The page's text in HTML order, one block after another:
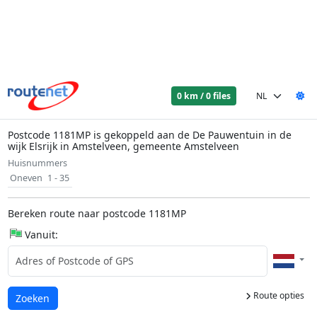
0 km / 0 files
Postcode 1181MP is gekoppeld aan de De Pauwentuin in de
wijk Elsrijk in Amstelveen, gemeente Amstelveen
Huisnummers
Oneven 1 - 35
Bereken route naar postcode 1181MP
Vanuit:
Route opties
Laden...
Zoeken